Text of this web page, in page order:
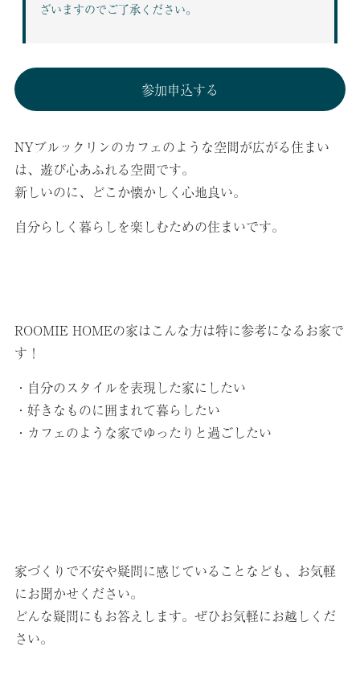
ざいますのでご了承ください。
参加申込する
NYブルックリンのカフェのような空間が広がる住まい
は、遊び心あふれる空間です。
新しいのに、どこか懐かしく心地良い。
自分らしく暮らしを楽しむための住まいです。
ROOMIE HOMEの家はこんな方は特に参考になるお家で
す！
・自分のスタイルを表現した家にしたい
・好きなものに囲まれて暮らしたい
・カフェのような家でゆったりと過ごしたい
家づくりで不安や疑問に感じていることなども、お気軽
にお聞かせください。
どんな疑問にもお答えします。ぜひお気軽にお越しくだ
さい。